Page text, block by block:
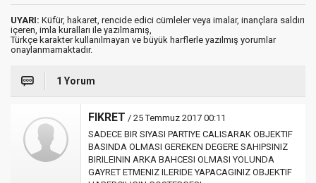
UYARI: Küfür, hakaret, rencide edici cümleler veya imalar, inançlara saldırı
içeren, imla kuralları ile yazılmamış,
Türkçe karakter kullanılmayan ve büyük harflerle yazılmış yorumlar
onaylanmamaktadır.
1 Yorum
FIKRET / 25 Temmuz 2017 00:11
SADECE BIR SIYASI PARTIYE CALISARAK OBJEKTIF
BASINDA OLMASI GEREKEN DEGERE SAHIPSINIZ
BIRILEININ ARKA BAHCESI OLMASI YOLUNDA
GAYRET ETMENIZ ILERIDE YAPACAGINIZ OBJEKTIF